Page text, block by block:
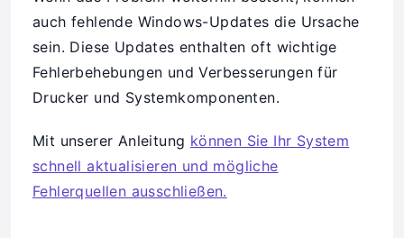
auch fehlende Windows-Updates die Ursache
sein. Diese Updates enthalten oft wichtige
Fehlerbehebungen und Verbesserungen für
Drucker und Systemkomponenten.
Mit unserer Anleitung können Sie Ihr System
schnell aktualisieren und mögliche
Fehlerquellen ausschließen.